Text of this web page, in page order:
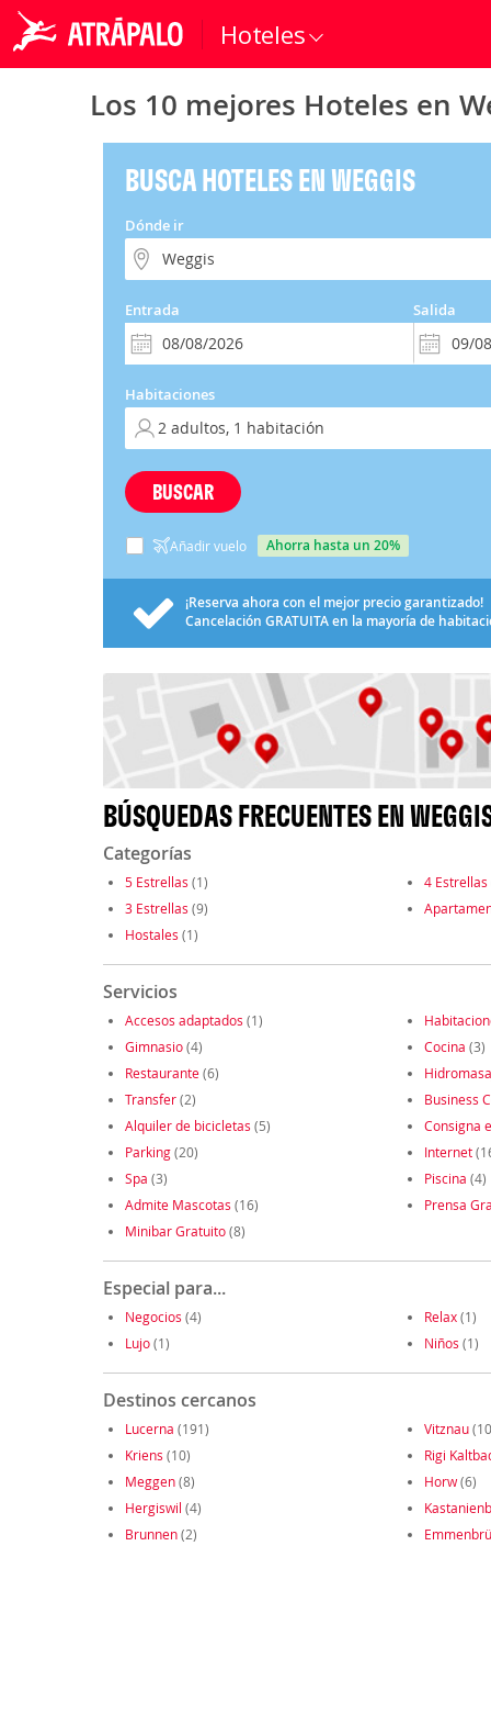
Hoteles
Los 10 mejores Hoteles en
BUSCA HOTELES EN WEGGIS
Dónde ir
Entrada Salida
Habitaciones
BUSCAR
Añadir vuelo ahorra hasta un 20%
¡Reserva ahora con el mejor precio garantizado!
Cancelación GRATUITAen la mayoría de
BÚSQUEDAS FRECUENTES EN
Categorías
5 Estrellas (1) 4 Estrellas
3 Estrellas (9)
Hostales (1)
Servicios
Accesos adaptados (1)
Gimnasio(4) Cocina (3)
Restaurante(6)
Transfer(2) Business
Alquiler de bicicletas (5) Consigna
Parking(20) Internet
Spa (3) Piscina (4)
Admite Mascotas (16) Prensa
Minibar Gratuito(8)
Especial para...
Negocios (4) Relax(1)
Lujo(1) Niños (1)
Destinos cercanos
Lucerna (191) Vitznau
Kriens (10) Rigi
Meggen(8) Horw(6)
Hergiswil (4)
Brunnen(2)